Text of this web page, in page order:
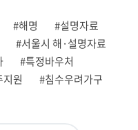
#해명
#설명자료
#서울시 해·설명자료
#특정바우처
원
#침수우려가구